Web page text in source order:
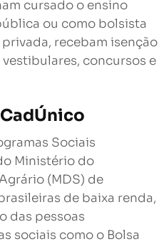
cursado o ensino
ou como bolsista
recebam isenção
concursos e
Sociais
Ministério do
(MDS) de
de baixa renda,
das pessoas
sociais como o Bolsa